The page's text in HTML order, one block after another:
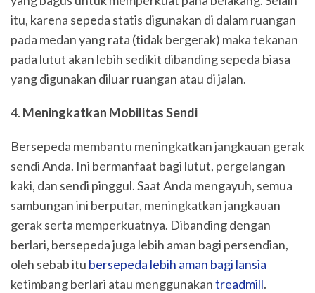
itu, karena sepeda statis digunakan di dalam ruangan
pada medan yang rata (tidak bergerak) maka tekanan
pada lutut akan lebih sedikit dibanding sepeda biasa
yang digunakan diluar ruangan atau di jalan.
Meningkatkan Mobilitas Sendi
Bersepeda membantu meningkatkan jangkauan gerak
sendi Anda. Ini bermanfaat bagi lutut, pergelangan
kaki, dan sendi pinggul. Saat Anda mengayuh, semua
sambungan ini berputar, meningkatkan jangkauan
gerak serta memperkuatnya. Dibanding dengan
berlari, bersepeda juga lebih aman bagi persendian,
oleh sebab itu bersepeda lebih aman bagi lansia
ketimbang berlari atau menggunakantreadmill.